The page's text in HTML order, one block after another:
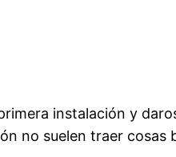
instalación y
no suelen traer cosas